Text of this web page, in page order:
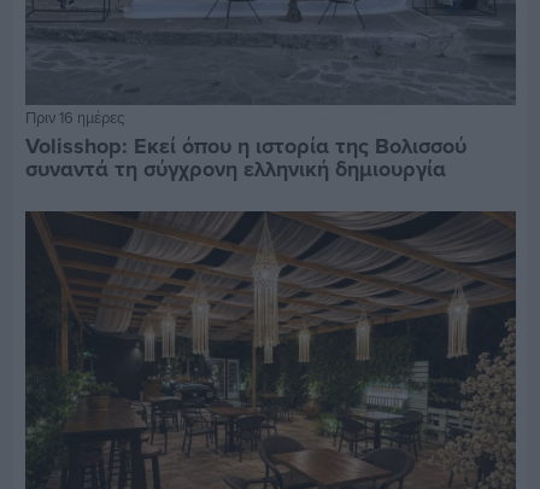
Πριν 16 ημέρες
Volisshop: Εκεί όπου η ιστορία της Βολισσού
συναντά τη σύγχρονη ελληνική δημιουργία